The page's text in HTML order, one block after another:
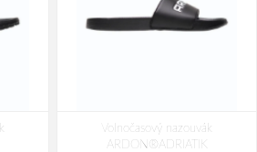
1 599,00 Kč
Volnočasový nazouvák
ARDON®ADRIATIK